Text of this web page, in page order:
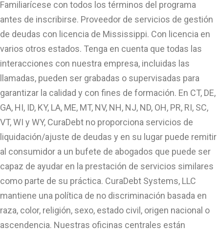
Familiarícese con todos los términos del programa
antes de inscribirse. Proveedor de servicios de gestión
de deudas con licencia de Mississippi. Con licencia en
varios otros estados. Tenga en cuenta que todas las
interacciones con nuestra empresa, incluidas las
llamadas, pueden ser grabadas o supervisadas para
garantizar la calidad y con fines de formación. En CT, DE,
GA, HI, ID, KY, LA, ME, MT, NV, NH, NJ, ND, OH, PR, RI, SC,
VT, WI y WY, CuraDebt no proporciona servicios de
liquidación/ajuste de deudas y en su lugar puede remitir
al consumidor a un bufete de abogados que puede ser
capaz de ayudar en la prestación de servicios similares
como parte de su práctica. CuraDebt Systems, LLC
mantiene una política de no discriminación basada en
raza, color, religión, sexo, estado civil, origen nacional o
ascendencia. Nuestras oficinas centrales están